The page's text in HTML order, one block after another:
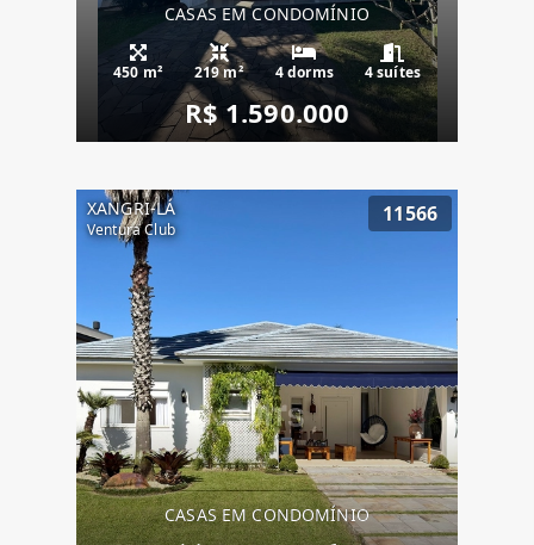
CASAS EM CONDOMÍNIO
450 m² 219 m² 4 dorms 4 suítes
R$ 1.590.000
XANGRI-LÁ
Ventura Club
11566
CASAS EM CONDOMÍNIO